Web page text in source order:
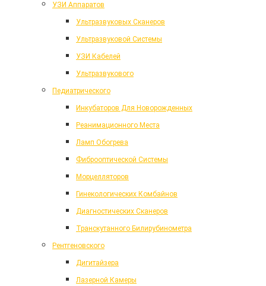
УЗИ Аппаратов
Ультразвуковых Сканеров
Ультразвуковой Системы
УЗИ Кабелей
Ультразвукового
Педиатрического
Инкубаторов Для Новорожденных
Реанимационного Места
Ламп Обогрева
Фиброоптической Системы
Морцелляторов
Гинекологических Комбайнов
Диагностических Сканеров
Транскутанного Билирубинометра
Рентгеновского
Дигитайзера
Лазерной Камеры